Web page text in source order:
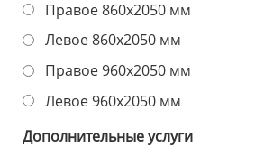
Правое 860х2050 мм
Левое 860х2050 мм
Правое 960х2050 мм
Левое 960х2050 мм
Дополнительные услуги